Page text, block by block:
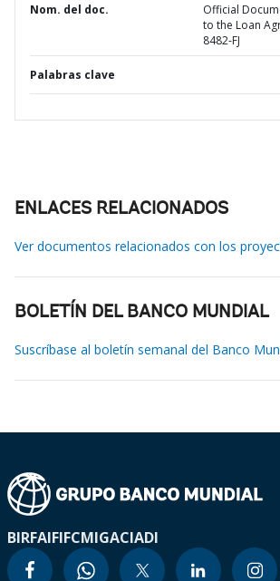
Nom. del doc.
Official
to the Loan
8482-FJ
Palabras clave
ENLACES RELACIONADOS
Ver documentos relacionados con los
BOLETÍN DEL BANCO MUNDIAL
Suscríbase al boletín semanal del Banco
BIRFAIFIFCMIGACIADI